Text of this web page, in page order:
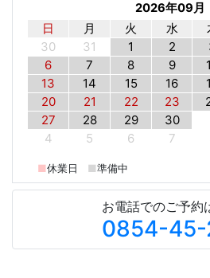
2026年09月
日 月 火 水
30
31 1 2
6
7 8 9
13
14 15 16
20
21 22 23
27
28 29 30
4
5 6 7
■休業日 ■準備中
お電話でのご予約
0854-45-